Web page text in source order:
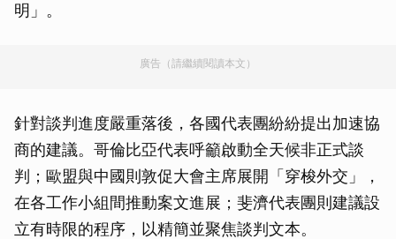
明」。
廣告（請繼續閱讀本文）
針對談判進度嚴重落後，各國代表團紛紛提出加速協
商的建議。哥倫比亞代表呼籲啟動全天候非正式談
判；歐盟與中國則敦促大會主席展開「穿梭外交」，
在各工作小組間推動案文進展；斐濟代表團則建議設
立有時限的程序，以精簡並聚焦談判文本。